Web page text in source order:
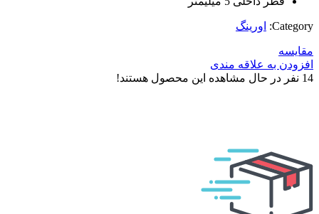
Category: اورینگ
مقایسه
افزودن به علاقه مندی
14 نفر در حال مشاهده این محصول هستند!